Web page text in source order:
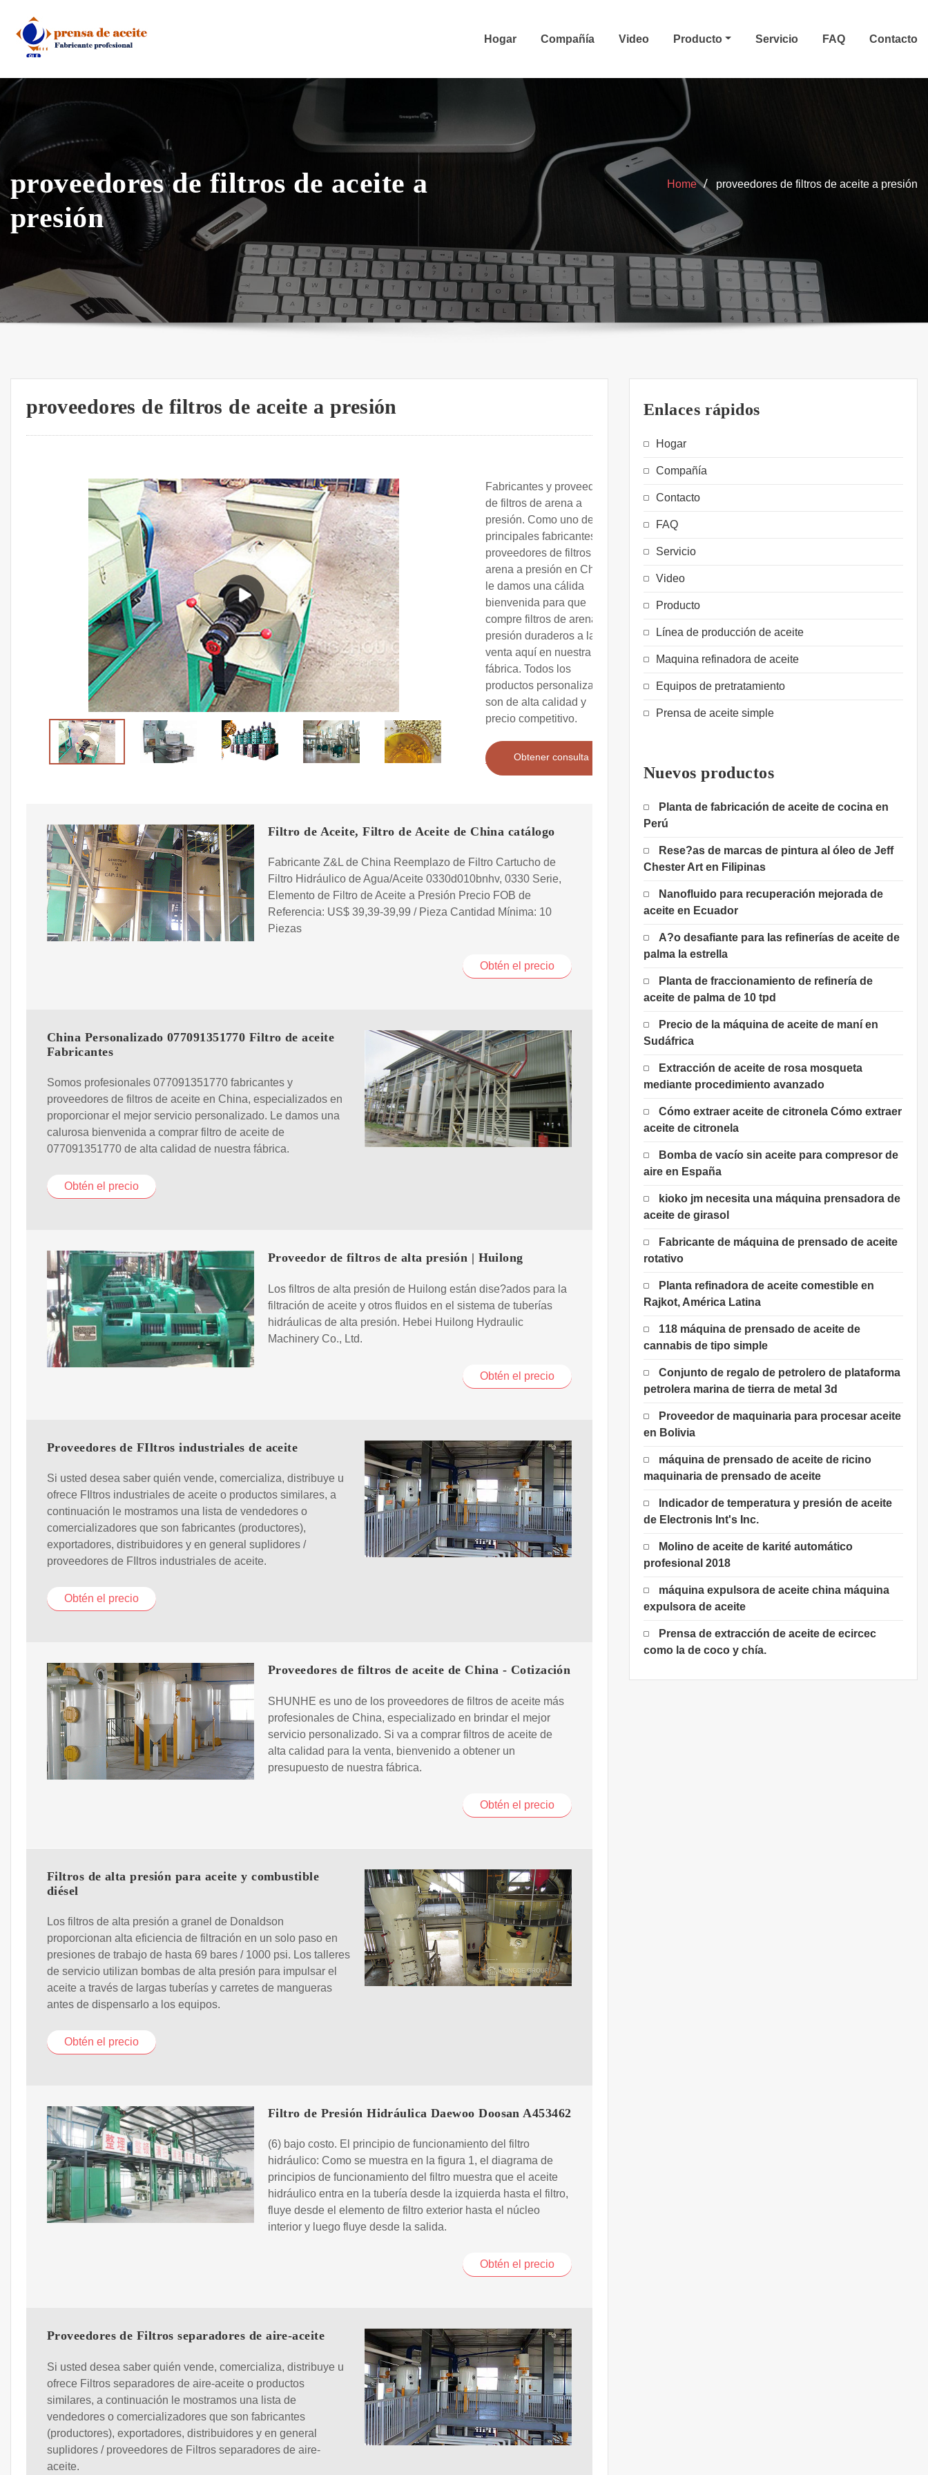
content
Hogar Compañía Video Producto Servicio FAQ Contacto
proveedores de filtros de aceite a
presión
Home proveedores de filtros de aceite a presión
proveedores de filtros de aceite a presión
Fabricantes y proveedores
de filtros de arena a
presión. Como uno de los
principales fabricantes y
proveedores de filtros de
arena a presión en China,
le damos una cálida
bienvenida para que
compre filtros de arena a
presión duraderos a la
venta aquí en nuestra
fábrica. Todos los
productos personalizados
son de alta calidad y
precio competitivo.
Obtener consulta
Filtro de Aceite, Filtro de Aceite de China catálogo
Fabricante Z&L de China Reemplazo de Filtro Cartucho de
Filtro Hidráulico de Agua/Aceite 0330d010bnhv, 0330 Serie,
Elemento de Filtro de Aceite a Presión Precio FOB de
Referencia: US$ 39,39-39,99 / Pieza Cantidad Mínima: 10
Piezas
Obtén el precio
China Personalizado 077091351770 Filtro de aceite
Fabricantes
Somos profesionales 077091351770 fabricantes y
proveedores de filtros de aceite en China, especializados en
proporcionar el mejor servicio personalizado. Le damos una
calurosa bienvenida a comprar filtro de aceite de
077091351770 de alta calidad de nuestra fábrica.
Obtén el precio
Proveedor de filtros de alta presión | Huilong
Los filtros de alta presión de Huilong están dise?ados para la
filtración de aceite y otros fluidos en el sistema de tuberías
hidráulicas de alta presión. Hebei Huilong Hydraulic
Machinery Co., Ltd.
Obtén el precio
Proveedores de FIltros industriales de aceite
Si usted desea saber quién vende, comercializa, distribuye u
ofrece FIltros industriales de aceite o productos similares, a
continuación le mostramos una lista de vendedores o
comercializadores que son fabricantes (productores),
exportadores, distribuidores y en general suplidores /
proveedores de FIltros industriales de aceite.
Obtén el precio
Proveedores de filtros de aceite de China - Cotización
SHUNHE es uno de los proveedores de filtros de aceite más
profesionales de China, especializado en brindar el mejor
servicio personalizado. Si va a comprar filtros de aceite de
alta calidad para la venta, bienvenido a obtener un
presupuesto de nuestra fábrica.
Obtén el precio
Filtros de alta presión para aceite y combustible
diésel
Los filtros de alta presión a granel de Donaldson
proporcionan alta eficiencia de filtración en un solo paso en
presiones de trabajo de hasta 69 bares / 1000 psi. Los talleres
de servicio utilizan bombas de alta presión para impulsar el
aceite a través de largas tuberías y carretes de mangueras
antes de dispensarlo a los equipos.
Obtén el precio
Filtro de Presión Hidráulica Daewoo Doosan A453462
(6) bajo costo. El principio de funcionamiento del filtro
hidráulico: Como se muestra en la figura 1, el diagrama de
principios de funcionamiento del filtro muestra que el aceite
hidráulico entra en la tubería desde la izquierda hasta el filtro,
fluye desde el elemento de filtro exterior hasta el núcleo
interior y luego fluye desde la salida.
Obtén el precio
Proveedores de Filtros separadores de aire-aceite
Si usted desea saber quién vende, comercializa, distribuye u
ofrece Filtros separadores de aire-aceite o productos
similares, a continuación le mostramos una lista de
vendedores o comercializadores que son fabricantes
(productores), exportadores, distribuidores y en general
suplidores / proveedores de Filtros separadores de aire-
aceite.
Enlaces rápidos
Hogar
Compañía
Contacto
FAQ
Servicio
Video
Producto
Línea de producción de aceite
Maquina refinadora de aceite
Equipos de pretratamiento
Prensa de aceite simple
Nuevos productos
Planta de fabricación de aceite de cocina en
Perú
Rese?as de marcas de pintura al óleo de Jeff
Chester Art en Filipinas
Nanofluido para recuperación mejorada de
aceite en Ecuador
A?o desafiante para las refinerías de aceite de
palma la estrella
Planta de fraccionamiento de refinería de
aceite de palma de 10 tpd
Precio de la máquina de aceite de maní en
Sudáfrica
Extracción de aceite de rosa mosqueta
mediante procedimiento avanzado
Cómo extraer aceite de citronela Cómo extraer
aceite de citronela
Bomba de vacío sin aceite para compresor de
aire en España
kioko jm necesita una máquina prensadora de
aceite de girasol
Fabricante de máquina de prensado de aceite
rotativo
Planta refinadora de aceite comestible en
Rajkot, América Latina
118 máquina de prensado de aceite de
cannabis de tipo simple
Conjunto de regalo de petrolero de plataforma
petrolera marina de tierra de metal 3d
Proveedor de maquinaria para procesar aceite
en Bolivia
máquina de prensado de aceite de ricino
maquinaria de prensado de aceite
Indicador de temperatura y presión de aceite
de Electronis Int's Inc.
Molino de aceite de karité automático
profesional 2018
máquina expulsora de aceite china máquina
expulsora de aceite
Prensa de extracción de aceite de ecircec
como la de coco y chía.